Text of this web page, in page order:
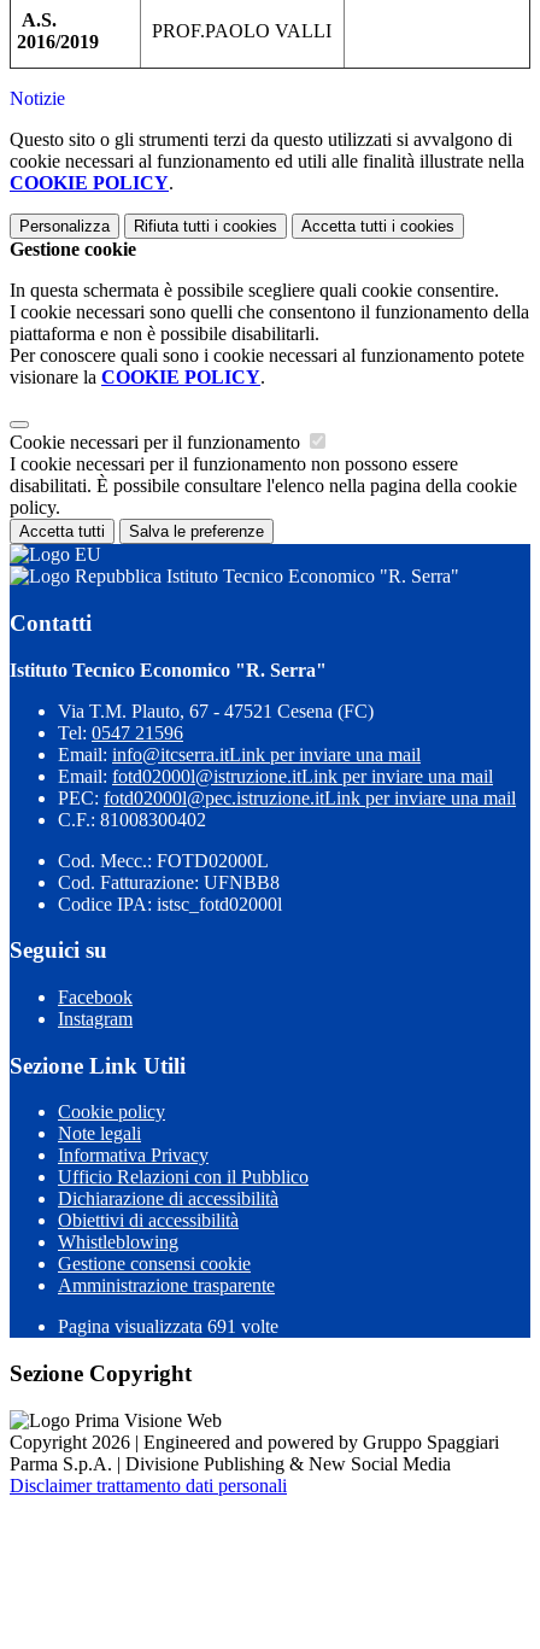
A.S.
2016/2019
PROF.PAOLO VALLI
Notizie
Questo sito o gli strumenti terzi da questo utilizzati si avvalgono di
cookie necessari al funzionamento ed utili alle finalità illustrate nella
COOKIE POLICY.
Personalizza Rifiuta tutti i cookies Accetta tutti i cookies
Gestione cookie
In questa schermata è possibile scegliere quali cookie consentire.
I cookie necessari sono quelli che consentono il funzionamento della
piattaforma e non è possibile disabilitarli.
Per conoscere quali sono i cookie necessari al funzionamento potete
visionare la COOKIE POLICY.
Cookie necessari per il funzionamento
I cookie necessari per il funzionamento non possono essere
disabilitati. È possibile consultare l'elenco nella pagina della cookie
policy.
Accetta tutti Salva le preferenze
Istituto Tecnico Economico "R. Serra"
Contatti
Istituto Tecnico Economico "R. Serra"
Via T.M. Plauto, 67 - 47521 Cesena (FC)
Tel: 0547 21596
Email: info@itcserra.itLink per inviare una mail
Email: fotd02000l@istruzione.itLink per inviare una mail
PEC: fotd02000l@pec.istruzione.itLink per inviare una mail
C.F.: 81008300402
Cod. Mecc.: FOTD02000L
Cod. Fatturazione: UFNBB8
Codice IPA: istsc_fotd02000l
Seguici su
Facebook
Instagram
Sezione Link Utili
Cookie policy
Note legali
Informativa Privacy
Ufficio Relazioni con il Pubblico
Dichiarazione di accessibilità
Obiettivi di accessibilità
Whistleblowing
Gestione consensi cookie
Amministrazione trasparente
Pagina visualizzata 691 volte
Sezione Copyright
Copyright 2026 | Engineered and powered by Gruppo Spaggiari
Parma S.p.A. | Divisione Publishing & New Social Media
Disclaimer trattamento dati personali